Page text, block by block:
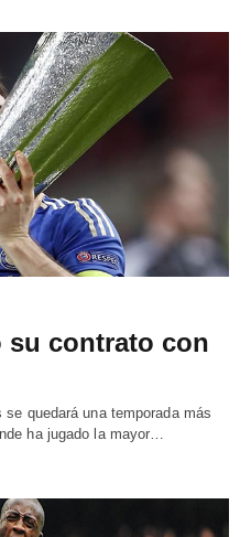
su contrato con
quedará una temporada más
ha jugado la mayor…